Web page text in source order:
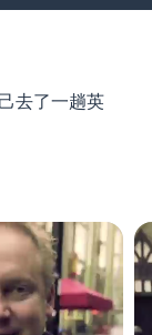
去了一趟英